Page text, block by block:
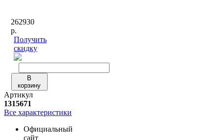
262930
р.
Получить
скидку
В
корзину
Артикул
1315671
Все характеристики
Официальный
сайт